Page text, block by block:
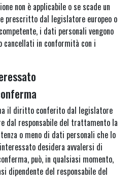
non è applicabile o se scade un
prescritto dal legislatore europeo o
i dati personali vengono
cancellati in conformità con i
il diritto conferito dal legislatore
dal responsabile del trattamento la
o meno di dati personali che lo
desidera avvalersi di
può, in qualsiasi momento,
dipendente del responsabile del